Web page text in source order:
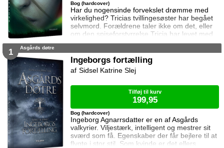
Har du nogensinde forvekslet drømme med
virkelighed? Tricias tvillingesøster har begået
selvmord. Forældrene taler ikke om det, eller
om den spiseforstyrrelse Tricia har levet med
siden barndommen. I et forsøg på at flygte fra
en mand. Fantasierne udvikler sig til drømme,
og da en mystisk flaske dukker op og drager
hende med velvære, trækkes Tricia længere
Bog (hardcover)
1 Asgårds døtre
Ingeborgs fortælling
Ingeborg Agnarrsdatter er en af Asgårds
valkyrier. Viljestærk, intelligent og mestrer sit
sværd som få. Egenskaber der får bejlere til at
flygte i stor stil. Som kvinde er det ellers
Bog (hardcover)
Sidsel Katrine Slej
Tilføj til kurv
199,95